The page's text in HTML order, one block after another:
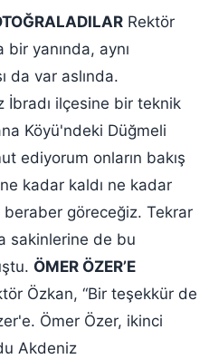
Rektör
yanında, aynı
da var aslında.
İbradı ilçesine bir teknik
Köyü'ndeki Düğmeli
ediyorum onların bakış
kadar kaldı ne kadar
göreceğiz. Tekrar
sakinlerine de bu
ÖMER ÖZER’E
Özkan, “Bir teşekkür de
Ömer Özer, ikinci
Akdeniz